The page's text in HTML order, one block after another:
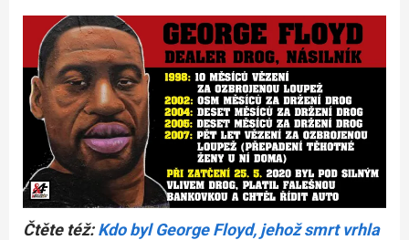
Čtěte též:Kdo byl George Floyd, jehož smrt vrhla